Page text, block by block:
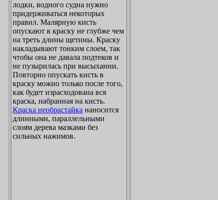
лодки, водного судна нужно
придерживаться некоторых
правил. Малярную кисть
опускают в краску не глубже чем
на треть длины щетины. Краску
накладывают тонким слоем, так
чтобы она не давала подтеков и
не пузырилась при высыхании.
Повторно опускать кисть в
краску можно только после того,
как будет израсходована вся
краска, набранная на кисть.
Краска необрастайка
длинными, параллельными
слоям дерева мазками без
сильных нажимов.